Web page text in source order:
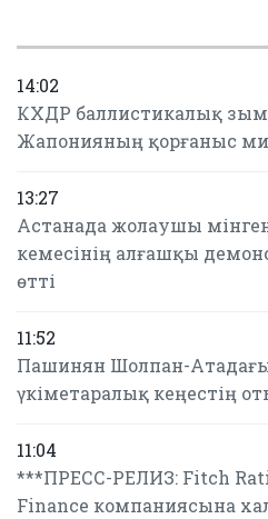
14:02
КХДР баллистикалық
Жапонияның қорғаныс
13:27
Астанада жолаушы
кемесінің алғашқы
өтті
11:52
Пашинян Шолпан-
үкіметаралық кеңестің
11:04
***ПРЕСС-РЕЛИЗ: Fitch
Finance компаниясына